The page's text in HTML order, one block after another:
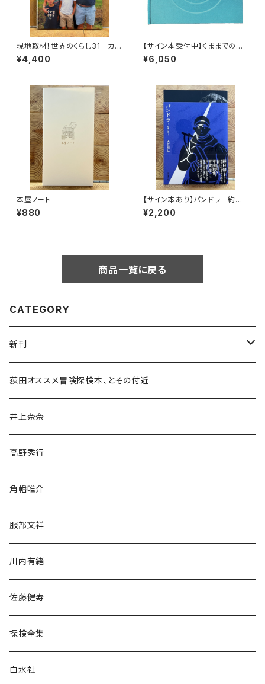
現地取材！世界のくらし31 カナ
ダ
¥4,400
【サイン本受付中】くままでのお
さらい〈特装新版〉
¥6,050
本屋ノート
¥880
【サイン本あり】パンドラ 約束
の頂
¥2,200
商品一覧に戻る
CATEGORY
新刊
和書
文学・小説・物語
随筆・ノンフィクション・その他
民族・風習
言語・ことば
荻田オススメ冒険探検本、とその付近
井上奈奈
高野秀行
角幡唯介
服部文祥
川内有緒
佐藤健寿
探検全集
白水社